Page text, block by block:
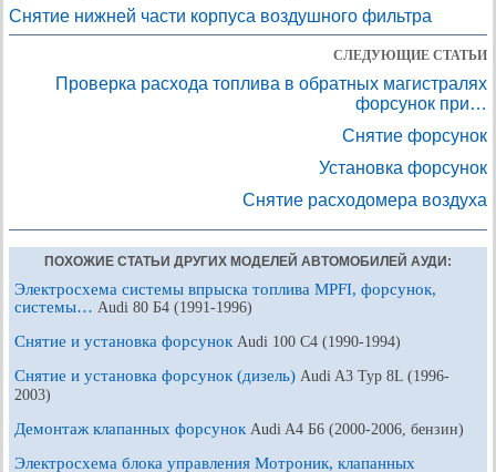
Снятие нижней части корпуса воздушного фильтра
СЛЕДУЮЩИЕ СТАТЬИ
Проверка расхода топлива в обратных магистралях
форсунок при…
Снятие форсунок
Установка форсунок
Снятие расходомера воздуха
ПОХОЖИЕ СТАТЬИ ДРУГИХ МОДЕЛЕЙ АВТОМОБИЛЕЙ АУДИ:
Электросхема системы впрыска топлива MPFI, форсунок,
системы… Audi 80 Б4 (1991-1996)
Снятие и установка форсунок Audi 100 С4 (1990-1994)
Снятие и установка форсунок (дизель) Audi A3 Typ 8L (1996-
2003)
Демонтаж клапанных форсунок Audi A4 Б6 (2000-2006, бензин)
Электросхема блока управления Мотроник, клапанных